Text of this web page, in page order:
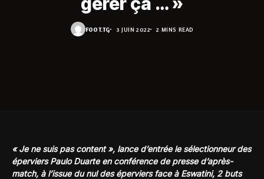
FOOT.TG 3 JUIN 2022 2 MINS READ
« Je ne suis pas content », lance d’entrée le sélectionneur des
éperviers Paulo Duarte en conférence de presse d’après-
match, à l’issue du nul des éperviers face à Eswatini, 2 buts